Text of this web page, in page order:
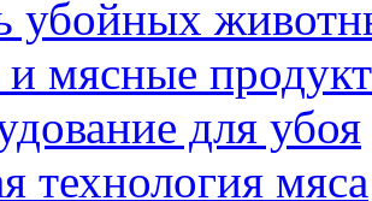
убойных
мясные
для убоя
технология мяса